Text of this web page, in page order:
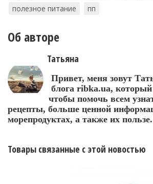
полезное питание
пп
Об авторе
Татьяна
Привет, меня зовут
блога ribka.ua,
чтобы помочь всем
рецепты, больше ценной
морепродуктах, а также их пользе.
Товары связанные с этой новостью